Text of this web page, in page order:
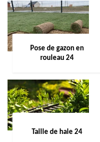
Pose de gazon en
rouleau 24
Taille de haie 24